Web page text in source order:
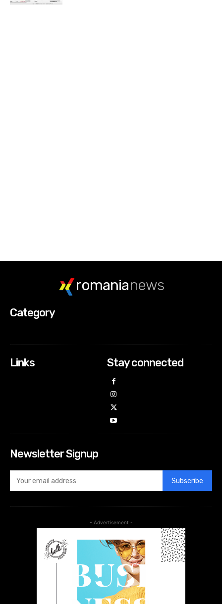
romanianews
Category
Links Stay connected
Newsletter Signup
Subscribe
- Advertisement -